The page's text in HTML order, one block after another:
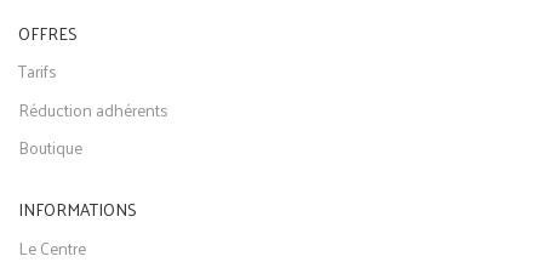
OFFRES
Tarifs
Réduction adhérents
Boutique
INFORMATIONS
Le Centre